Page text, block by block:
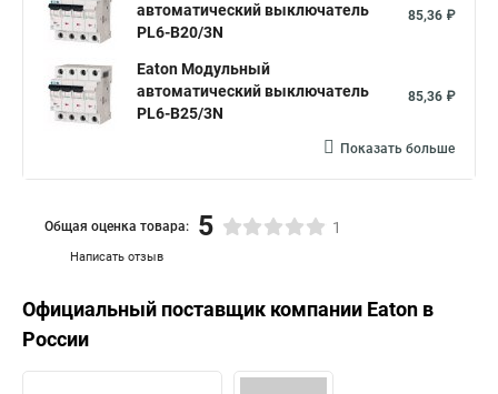
автоматический выключатель
PL6-B20/3N
85,36 ₽
Eaton Модульный
автоматический выключатель
PL6-B25/3N
85,36 ₽
Показать больше
Написать отзыв
Общая оценка товара: 5 1
Официальный поставщик компании Eaton в
России